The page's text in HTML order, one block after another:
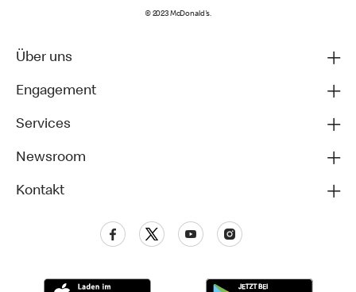
© 2023 McDonald's.
Über uns
Engagement
Services
Newsroom
Kontakt